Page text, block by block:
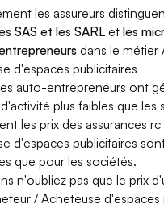
les assureurs
SAS et les SARL etles
dans le métier
d'espaces publicitaires
auto-entrepreneurs ont
plus faibles que les
les prix des assurances
d'espaces publicitaires
que pour les sociétés.
n'oubliez pas que le prix
/ Acheteuse d'espaces